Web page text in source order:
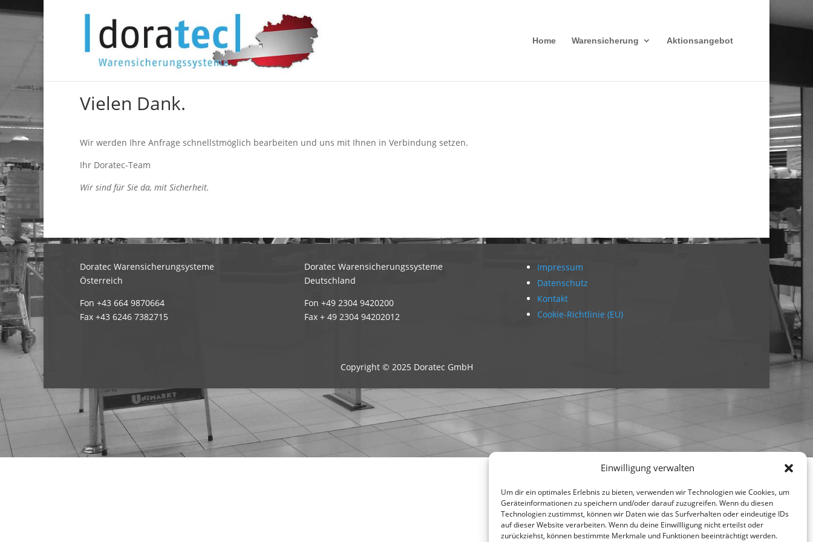
Einwilligung verwalten
Um dir ein optimales Erlebnis zu bieten, verwenden wir Technologien wie Cookies, um
Geräteinformationen zu speichern und/oder darauf zuzugreifen. Wenn du diesen
Technologien zustimmst, können wir Daten wie das Surfverhalten oder eindeutige IDs
auf dieser Website verarbeiten. Wenn du deine Einwillligung nicht erteilst oder
zurückziehst, können bestimmte Merkmale und Funktionen beeinträchtigt werden.
Home Warensicherung Aktionsangebot
Vielen Dank.
Wir werden Ihre Anfrage schnellstmöglich bearbeiten und uns mit Ihnen in Verbindung setzen.
Ihr Doratec-Team
Wir sind für Sie da, mit Sicherheit.
Doratec Warensicherungsysteme
Österreich
Fon +43 664 9870664
Fax +43 6246 7382715
Doratec Warensicherungssysteme
Deutschland
Fon +49 2304 9420200
Fax + 49 2304 94202012
Impressum
Datenschutz
Kontakt
Cookie-Richtlinie (EU)
Copyright © 2025 Doratec GmbH